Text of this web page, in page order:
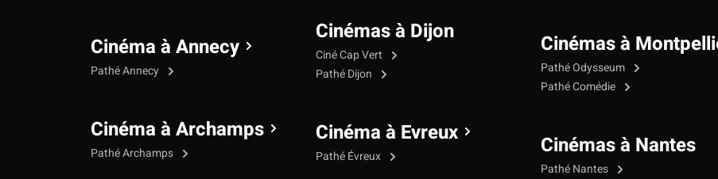
Cinéma à Annecy
Pathé Annecy
Cinéma à Archamps
Pathé Archamps
Cinémas à Dijon
Ciné Cap Vert
Pathé Dijon
Cinéma à Evreux
Pathé Évreux
Cinémas à
Pathé Odysseum
Pathé Comédie
Cinémas à Nantes
Pathé Nantes